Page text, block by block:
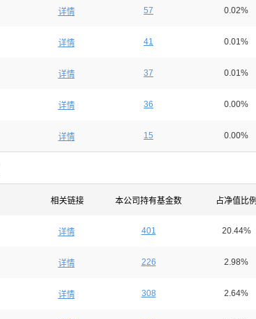
详情 57 0.02%
详情 41 0.01%
详情 37 0.01%
详情 36 0.00%
详情 15 0.00%
相关链接 本公司持有基金数 占净值比例
详情 401 20.44%
详情 226 2.98%
详情 308 2.64%